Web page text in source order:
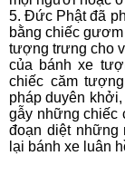
5. Ðức Phật đã
bằng chiếc
tượng trưng cho
của bánh xe
chiếc căm
pháp duyên
gẫy những chiếc
đoạn diệt những
lại bánh xe luân